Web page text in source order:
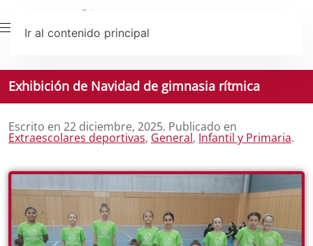
Ir al contenido principal
Exhibición de Navidad de gimnasia rítmica
Escrito en 22 diciembre, 2025. Publicado en
Extraescolares deportivas, General, Infantil y Primaria.